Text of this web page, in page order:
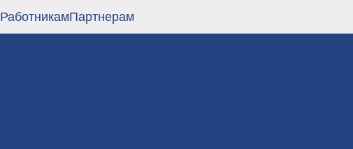
РаботникамПартнерам